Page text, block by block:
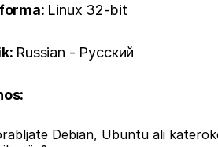
Linux 32-bit
Russian - Русский
Debian, Ubuntu ali